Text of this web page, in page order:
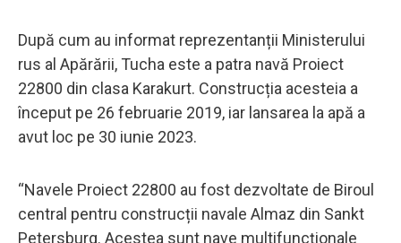
După cum au informat reprezentanții Ministerului
rus al Apărării, Tucha este a patra navă Proiect
22800 din clasa Karakurt. Construcția acesteia a
început pe 26 februarie 2019, iar lansarea la apă a
avut loc pe 30 iunie 2023.
“Navele Proiect 22800 au fost dezvoltate de Biroul
central pentru construcții navale Almaz din Sankt
Petersburg. Acestea sunt nave multifuncționale